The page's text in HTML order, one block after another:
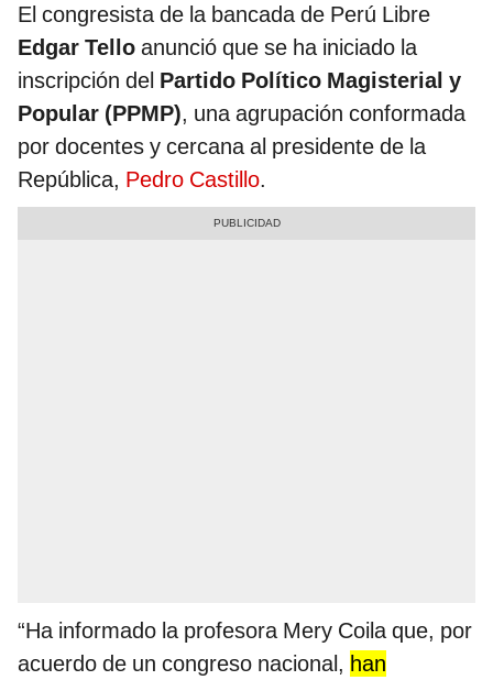
El congresista de la bancada de Perú Libre
Edgar Tello anunció que se ha iniciado la
inscripción del Partido Político Magisterial y
Popular (PPMP), una agrupación conformada
por docentes y cercana al presidente de la
República, Pedro Castillo.
“Ha informado la profesora Mery Coila que, por
acuerdo de un congreso nacional, han